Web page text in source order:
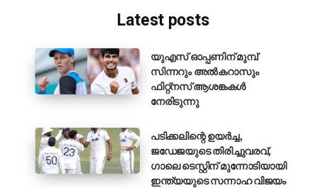
Latest posts
യുഎസ് ഓപ്പണിന് മുമ്പ്
സിന്നറും അൽകറാസും
ഫിറ്റ്നസ് ആശങ്കകൾ
നേരിടുന്നു
പടിക്കലിന്റെ ഉയർച്ച,
ജഡേജയുടെ തിരിച്ചുവരവ്,
ഗാലെ ടെസ്റ്റിന് മുന്നോടിയായി
ഇന്ത്യയുടെ സന്നാഹ വിജയം